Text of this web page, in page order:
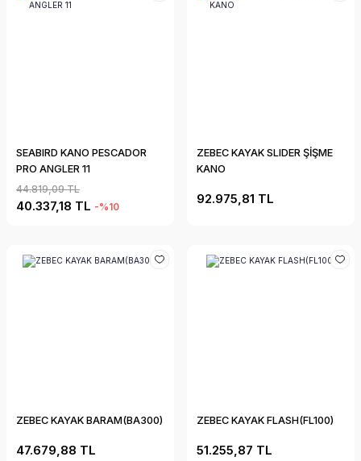
SEABIRD KANO PESCADOR
PRO ANGLER 11
44.819,09 TL
40.337,18 TL -%10
ZEBEC KAYAK SLIDER ŞİŞME
KANO
92.975,81 TL
ZEBEC KAYAK BARAM(BA300)
47.679,88 TL
ZEBEC KAYAK FLASH(FL100)
51.255,87 TL